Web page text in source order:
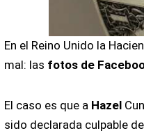
En el Reino Unido la
mal: las fotos de
El caso es que a Hazel
sido declarada culpable de